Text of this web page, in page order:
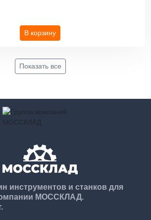
В корзину
Показать все
инструментов и станков для
МОССКЛАД.